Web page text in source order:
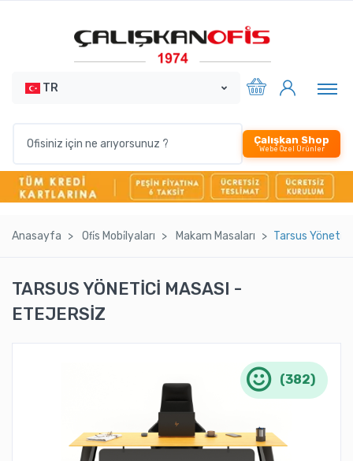
TR
Çalışkan Shop
Webe Özel Ürünler
Anasayfa Ofi̇s Mobi̇lyaları Makam Masaları Tarsus
TARSUS YÖNETİCİ MASASI -
ETEJERSİZ
(382)